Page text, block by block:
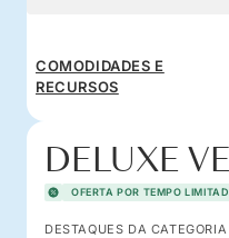
COMODIDADES E
RECURSOS
DELUXE
OFERTA POR TEMPO
DESTAQUES DA CATEGORIA